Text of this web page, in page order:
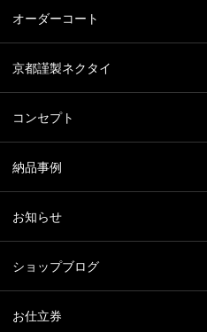
オーダーコート
京都謹製ネクタイ
コンセプト
納品事例
お知らせ
ショップブログ
お仕立券